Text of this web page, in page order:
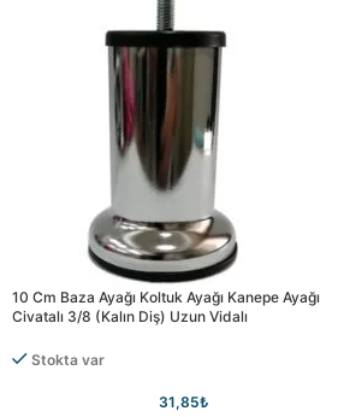
10 Cm Baza Ayağı Koltuk Ayağı Kanepe Ayağı
Civatalı 3/8 (kalın Diş) Uzun Vidalı
Stokta var
31,85₺